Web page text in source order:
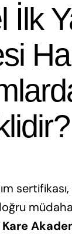
İlk
Kare